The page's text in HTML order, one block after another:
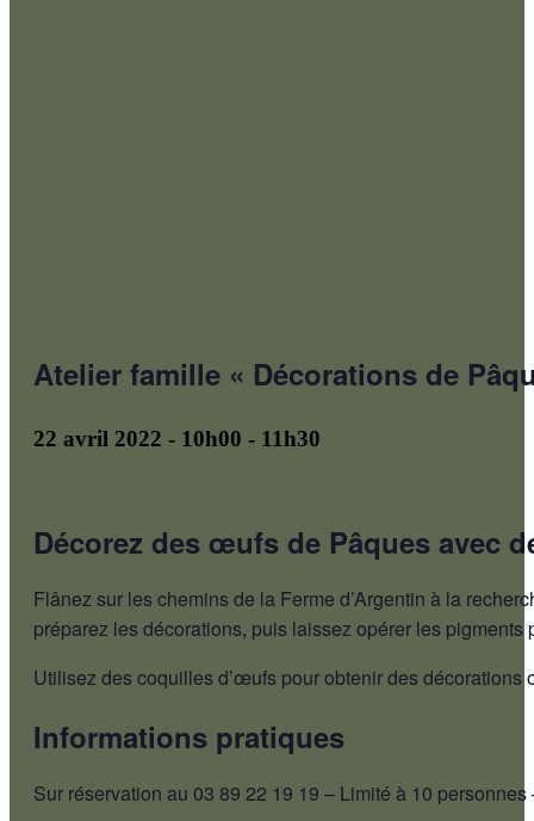
Atelier famille « Décorations de
22 avril 2022 - 10h00 - 11h30
Décorez des œufs de Pâques avec
Flânez sur les chemins de la Ferme d’Argentin à la
préparez les décorations, puis laissez opérer les
Utilisez des coquilles d’œufs pour obtenir des décorations
Informations pratiques
Sur réservation au 03 89 22 19 19 – Limité à 10